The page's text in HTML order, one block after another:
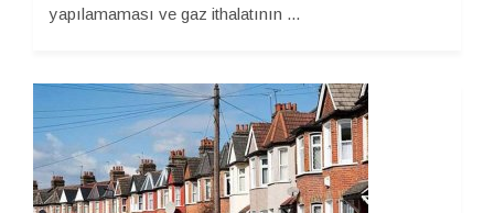
yapılamaması ve gaz ithalatının ...